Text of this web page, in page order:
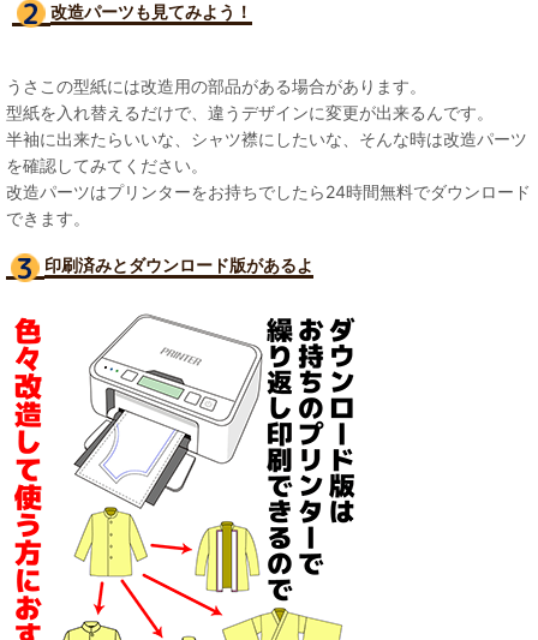
改造パーツも見てみよう！
うさこの型紙には改造用の部品がある場合があります。
型紙を入れ替えるだけで、違うデザインに変更が出来るんです。
半袖に出来たらいいな、シャツ襟にしたいな、そんな時は改造パーツ
を確認してみてください。
改造パーツはプリンターをお持ちでしたら24時間無料でダウンロード
できます。
印刷済みとダウンロード版があるよ